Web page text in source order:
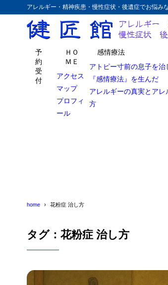
アレルギー・精神疾患・慢性症状・後遺症でお悩み
予
約
受
付
ＨＯ
ＭＥ
アクセス
マップ
プロフィ
ール
感情療法
アトピー寸前の息子を治
『感情療法』を生んだ
アレルギーの真実とアレ
方
home 花粉症 治し方
タグ：花粉症 治し方